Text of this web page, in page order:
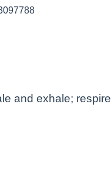
and exhale; respire